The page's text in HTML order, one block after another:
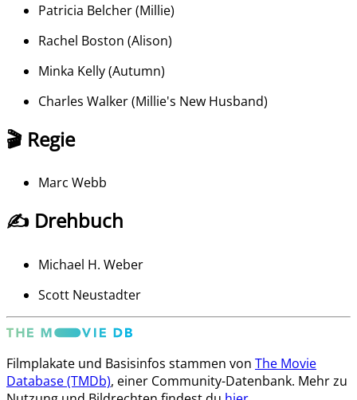
Patricia Belcher(Millie)
Rachel Boston (Alison)
Minka Kelly(Autumn)
Charles Walker(Millie's New Husband)
🎬 Regie
Marc Webb
✍️ Drehbuch
Michael H. Weber
Scott Neustadter
Filmplakate und Basisinfos stammen von The Movie
Database (TMDb), einer Community-Datenbank. Mehr zu